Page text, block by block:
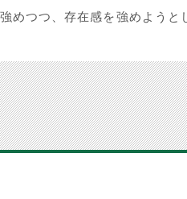
めつつ、存在感を強めようと